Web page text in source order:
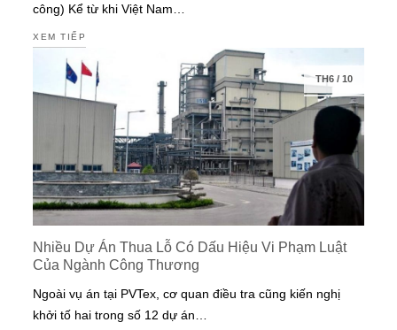
công) Kể từ khi Việt Nam…
XEM TIẾP
TH6/ 10
Nhiều Dự Án Thua Lỗ Có Dấu Hiệu Vi Phạm Luật
Của Ngành Công Thương
Ngoài vụ án tại PVTex, cơ quan điều tra cũng kiến nghị
khởi tố hai trong số 12 dự án…